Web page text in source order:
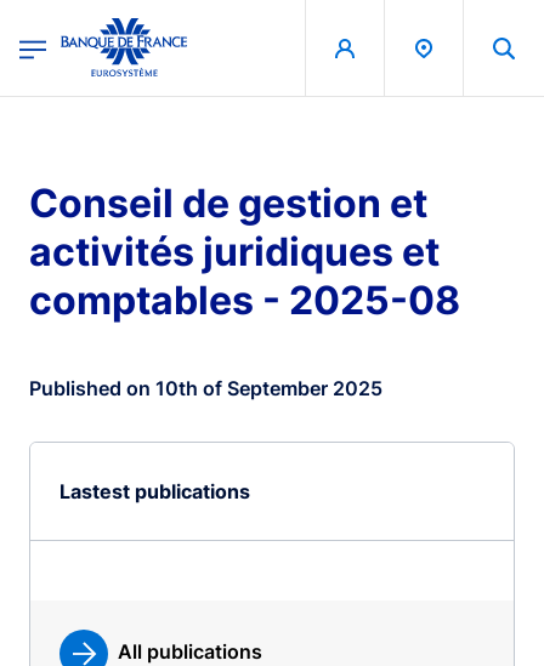
Banque de France - Menu Principal
Conseil de gestion et
activités juridiques et
comptables - 2025-08
Published on 10th of September 2025
Lastest publications
All publications